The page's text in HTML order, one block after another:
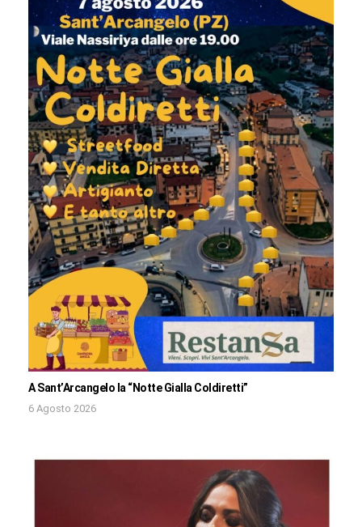
A Sant’Arcangelo la “Notte Gialla Coldiretti”
6 Agosto 2026